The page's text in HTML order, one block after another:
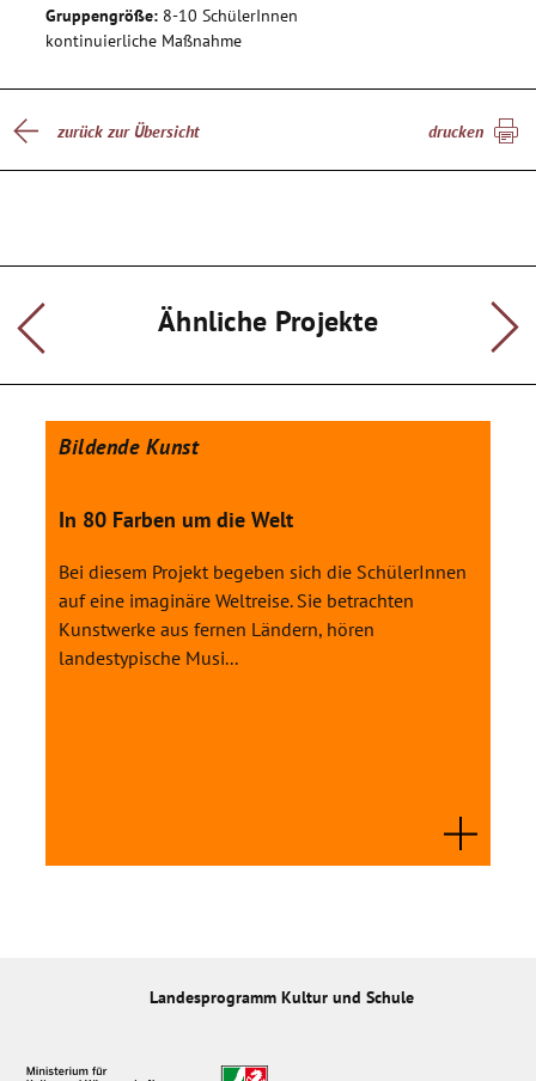
Gruppengröße: 8-10 SchülerInnen
kontinuierliche Maßnahme
zurück zur Übersicht drucken
Ähnliche Projekte
Bildende Kunst
In 80 Farben um die Welt
Bei diesem Projekt begeben sich die SchülerInnen
auf eine imaginäre Weltreise. Sie betrachten
Kunstwerke aus fernen Ländern, hören
landestypische Musi...
Landesprogramm Kultur und Schule